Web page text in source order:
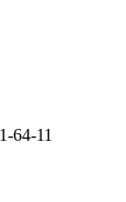
64-11